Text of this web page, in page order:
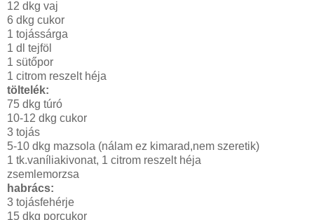
12 dkg vaj
6 dkg cukor
1 tojássárga
1 dl tejföl
1 sütőpor
1 citrom reszelt héja
töltelék:
75 dkg túró
10-12 dkg cukor
3 tojás
5-10 dkg mazsola (nálam ez kimarad,nem szeretik)
1 tk.vaníliakivonat, 1 citrom reszelt héja
zsemlemorzsa
habrács:
3 tojásfehérje
15 dkg porcukor